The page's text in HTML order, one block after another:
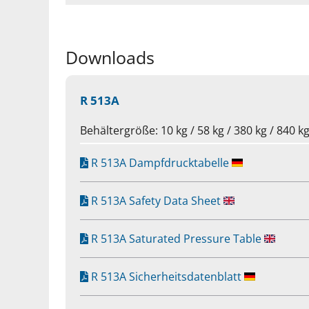
Downloads
R 513A
Behältergröße: 10 kg / 58 kg / 380 kg / 840 kg
R 513A Dampfdrucktabelle
R 513A Safety Data Sheet
R 513A Saturated Pressure Table
R 513A Sicherheitsdatenblatt